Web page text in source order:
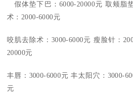
假体垫下巴：6000-20000元 取颊脂
术：2000-6000元
咬肌去除术：3000-6000元 瘦脸针：
20000元
丰唇：3000-6000元 丰太阳穴：3000-
元